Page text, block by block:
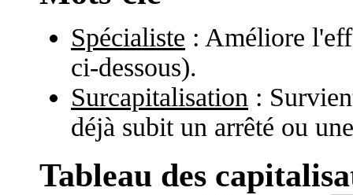
Spécialiste : Améliore
ci-dessous).
Surcapitalisation :
déjà subit un arrêté ou
Tableau des